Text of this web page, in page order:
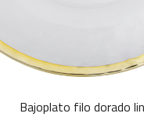
Bajoplato filo dorado